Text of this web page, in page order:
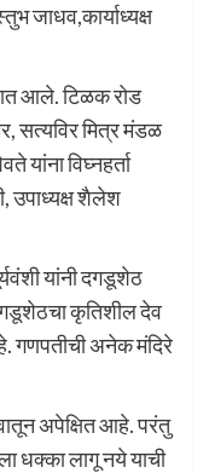
जाधव,कार्याध्यक्ष
आले. टिळक रोड
सत्यविर मित्र मंडळ
विघ्नहर्ता
उपाध्यक्ष शैलेश
यांनी दगडूशेठ
कृतिशील देव
गणपतीची अनेक मंदिरे
अपेक्षित आहे. परंतु
धक्का लागू नये याची